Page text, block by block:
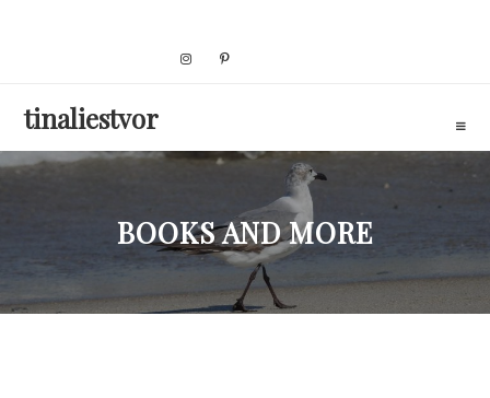
tinaliestvor
BOOKS AND MORE